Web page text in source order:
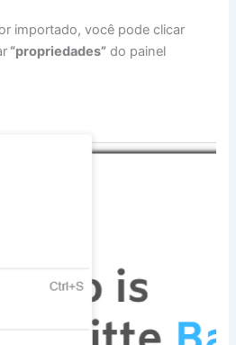
importado, você pode clicar
“propriedades” do painel